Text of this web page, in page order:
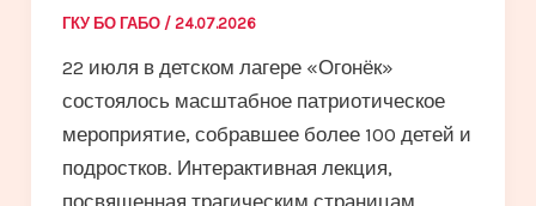
ГКУ БО ГАБО / 24.07.2026
22 июля в детском лагере «Огонёк»
состоялось масштабное патриотическое
мероприятие, собравшее более 100 детей и
подростков. Интерактивная лекция,